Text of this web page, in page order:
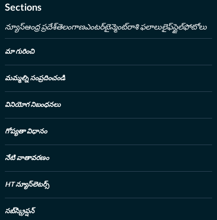
Sections
న్యూస్ఆంధ్ర ప్రదేశ్తెలంగాణఎంటర్‌టైన్మెంట్రాశి ఫలాలులైఫ్‌స్టైల్ఫోటోలు
మా గురించి
మమ్మల్ని సంప్రదించండి
వినియోగ నిబంధనలు
గోప్యతా విధానం
నేటి వాతావరణం
HT న్యూస్‌లెటర్స్
సబ్‌స్క్రిప్షన్